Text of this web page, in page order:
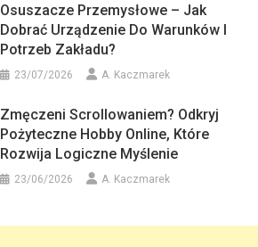
Osuszacze Przemysłowe – Jak
Dobrać Urządzenie Do Warunków I
Potrzeb Zakładu?
23/07/2026 A. Kaczmarek
Zmęczeni Scrollowaniem? Odkryj
Pożyteczne Hobby Online, Które
Rozwija Logiczne Myślenie
23/06/2026 A. Kaczmarek